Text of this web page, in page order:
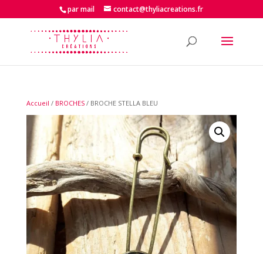
par mail contact@thyliacreations.fr
Accueil / BROCHES/ BROCHE STELLA BLEU